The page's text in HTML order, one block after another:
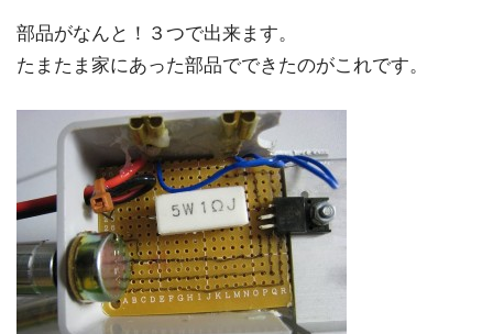
部品がなんと！３つで出来ます。
たまたま家にあった部品でできたのがこれです。